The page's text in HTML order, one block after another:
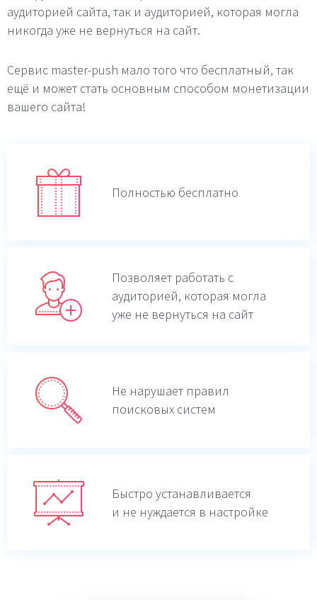
аудиторией сайта, так и аудиторией, которая могла
никогда уже не вернуться на сайт.
Сервис master-push мало того что бесплатный, так
ещё и может стать основным способом монетизации
вашего сайта!
Полностью бесплатно
Позволяет работать с
аудиторией, которая могла
уже не вернуться на сайт
Не нарушает правил
поисковых систем
Быстро устанавливается
и не нуждается в настройке